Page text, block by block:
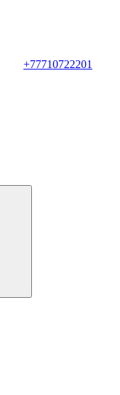
+77710722201